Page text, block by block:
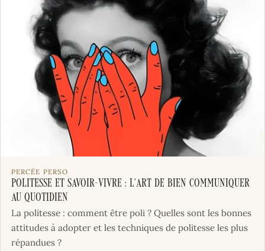
PERCÉE PERSO
Politesse et savoir-vivre : l’art de bien communiquer
au quotidien
La politesse : comment être poli ? Quelles sont les bonnes
attitudes à adopter et les techniques de politesse les plus
répandues ?